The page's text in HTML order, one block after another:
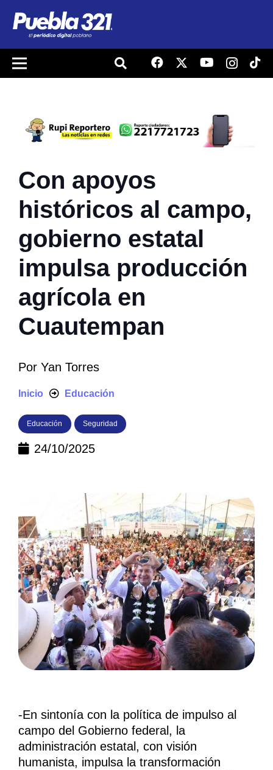
Con apoyos
históricos al campo,
gobierno estatal
impulsa producción
agrícola en
Cuautempan
Por Yan Torres
Inicio Educación
Educación Seguridad
24/10/2025
-En sintonía con la política de impulso al
campo del Gobierno federal, la
administración estatal, con visión
humanista, impulsa la transformación